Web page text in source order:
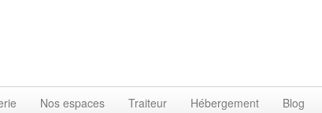
Nos espaces Traiteur Hébergement Blog